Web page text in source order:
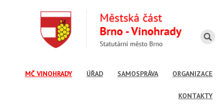
MČ VINOHRADY ÚŘAD SAMOSPRÁVA ORGANIZACE
KONTAKTY